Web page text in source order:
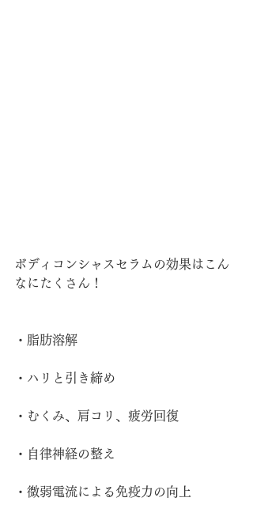
ボディコンシャスセラムの効果はこん
なにたくさん！
・脂肪溶解
・ハリと引き締め
・むくみ、肩コリ、疲労回復
・自律神経の整え
・微弱電流による免疫力の向上